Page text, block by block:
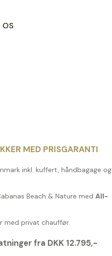
OS
MED PRISGARANTI
inkl. kuffert, håndbagage og
Beach & Nature med All-
med privat chauffør.
fra DKK 12.795,-